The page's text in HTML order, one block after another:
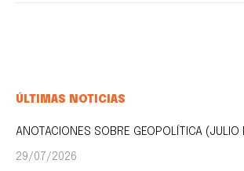
ÚLTIMAS NOTICIAS
ANOTACIONES SOBRE GEOPOLÍTICA (JULIO
29/07/2026